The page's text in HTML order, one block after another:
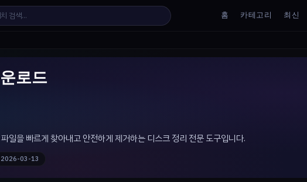
홈 카테고리 최신
로드
일을 빠르게 찾아내고 안전하게 제거하는 디스크 정리 전문 도구입니다.
2026-03-13